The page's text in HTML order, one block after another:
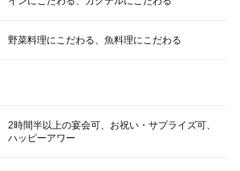
野菜料理にこだわる、魚料理にこだわる
2時間半以上の宴会可、お祝い・サプライズ可、
ハッピーアワー